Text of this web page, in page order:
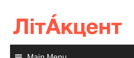
content